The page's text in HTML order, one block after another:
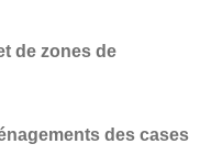
de zones de
des cases